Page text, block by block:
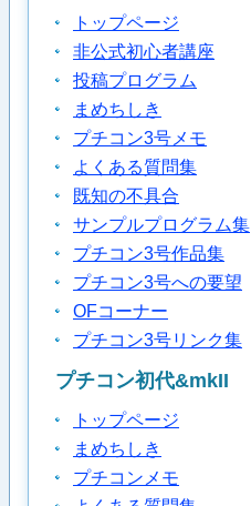
トップページ
非公式初心者講座
投稿プログラム
まめちしき
プチコン3号メモ
よくある質問集
既知の不具合
サンプルプログラム集
プチコン3号作品集
プチコン3号への要望
OFコーナー
プチコン3号リンク集
プチコン初代&mkII
トップページ
まめちしき
プチコンメモ